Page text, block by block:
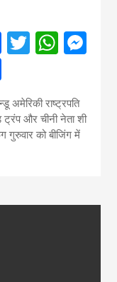
Facebook
Twitter
Share
अमेरिकी राष्ट्रपति
ट्रंप और चीनी नेता शी
गुरुवार को बीजिंग में